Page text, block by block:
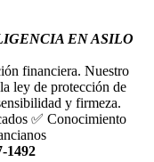
EN ASILO
financiera. Nuestro
ley de protección de
y firmeza.
✅ Conocimiento
1492